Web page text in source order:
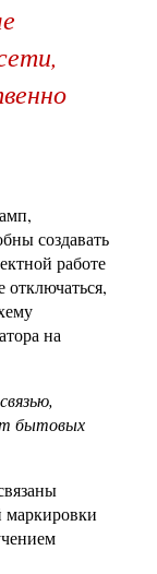
создавать
работе
на
бытовых
маркировки